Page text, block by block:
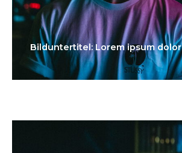
Bilduntertitel: Lorem ipsum dolor